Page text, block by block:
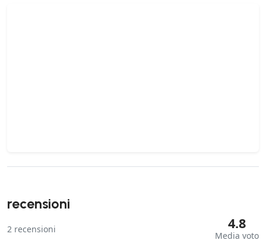
recensioni
2 recensioni 4.8
Media voto